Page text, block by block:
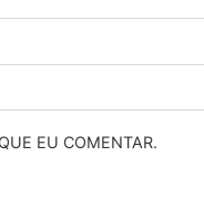
EU COMENTAR.